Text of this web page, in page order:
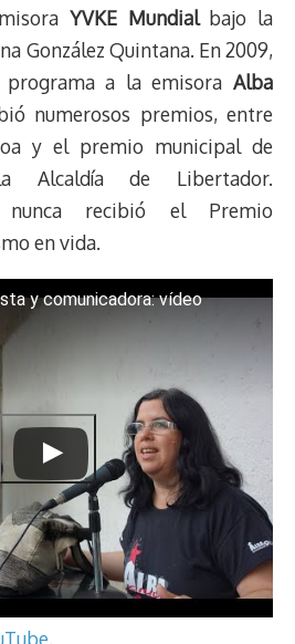
YVKE Mundial bajo la
González Quintana. En 2009,
a la emisora Alba
numerosos premios, entre
y el premio municipal de
Alcaldía de Libertador.
nunca recibió el Premio
en vida.
y comunicadora: vídeo